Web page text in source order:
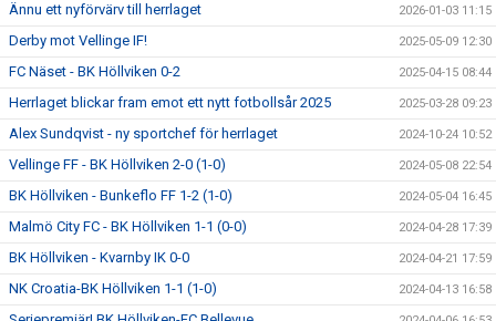
Ännu ett nyförvärv till herrlaget 2026-01-03 11:15
Derby mot Vellinge IF! 2025-05-09 12:30
FC Näset - BK Höllviken 0-2 2025-04-15 08:44
Herrlaget blickar fram emot ett nytt fotbollsår 2025 2025-03-28 09:23
Alex Sundqvist - ny sportchef för herrlaget 2024-10-24 10:52
Vellinge FF - BK Höllviken 2-0 (1-0) 2024-05-08 22:54
BK Höllviken - Bunkeflo FF 1-2 (1-0) 2024-05-04 16:45
Malmö City FC - BK Höllviken 1-1 (0-0) 2024-04-28 17:39
BK Höllviken - Kvarnby IK 0-0 2024-04-21 17:59
NK Croatia-BK Höllviken 1-1 (1-0) 2024-04-13 16:58